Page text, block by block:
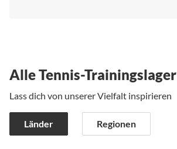
Alle Tennis-Trainingslager
Lass dich von unserer Vielfalt inspirieren
Länder Regionen